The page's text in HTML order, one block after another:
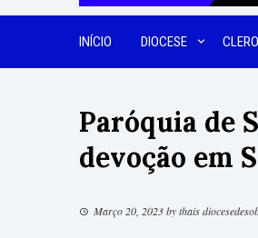
INÍCIO DIOCESE CLERO
Paróquia de
devoção em
Março 20, 2023bythais